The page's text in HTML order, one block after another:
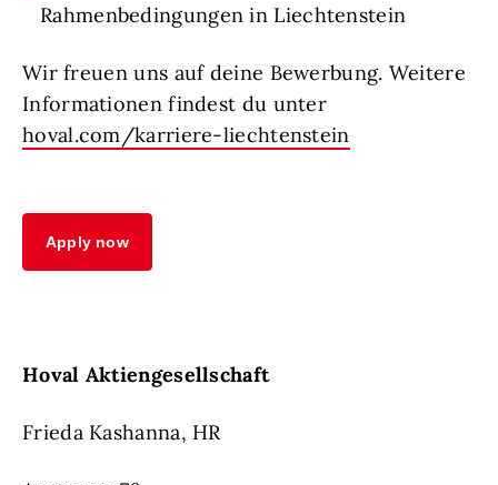
Rahmenbedingungen in Liechtenstein
Wir freuen uns auf deine Bewerbung. Weitere
Informationen findest du unter
hoval.com/karriere-liechtenstein
Apply now
Hoval Aktiengesellschaft
Frieda Kashanna, HR